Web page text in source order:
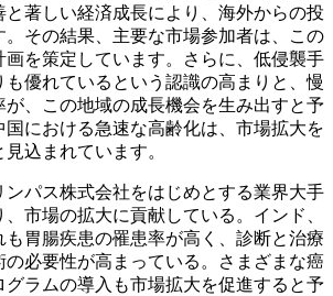
と著しい経済成長により、海外からの投
。その結果、主要な市場参加者は、この
画を策定しています。さらに、低侵襲手
優れているという認識の高まりと、慢
が、この地域の成長機会を生み出すと予
における急速な高齢化は、市場拡大を
込まれています。
ンパス株式会社をはじめとする業界大手
市場の拡大に貢献している。インド、
胃腸疾患の罹患率が高く、診断と治療
の必要性が高まっている。さまざまな癌
グラムの導入も市場拡大を促進すると予